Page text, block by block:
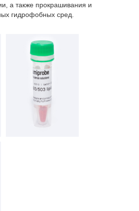
а также прокрашивания и
гидрофобных сред.